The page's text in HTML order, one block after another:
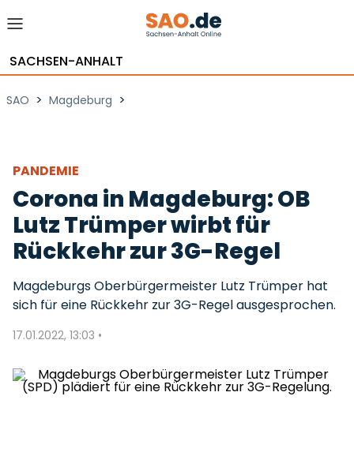
SACHSEN-ANHALT
SAO > Magdeburg >
PANDEMIE
Corona in Magdeburg: OB
Lutz Trümper wirbt für
Rückkehr zur 3G-Regel
Magdeburgs Oberbürgermeister Lutz Trümper hat
sich für eine Rückkehr zur 3G-Regel ausgesprochen.
17.01.2022, 13:03 •